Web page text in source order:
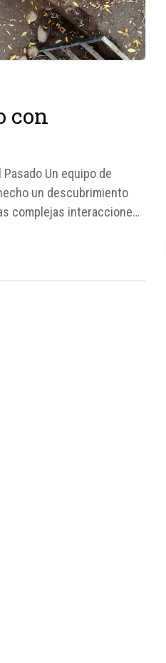
con
Un equipo de
un descubrimiento
complejas interacciones